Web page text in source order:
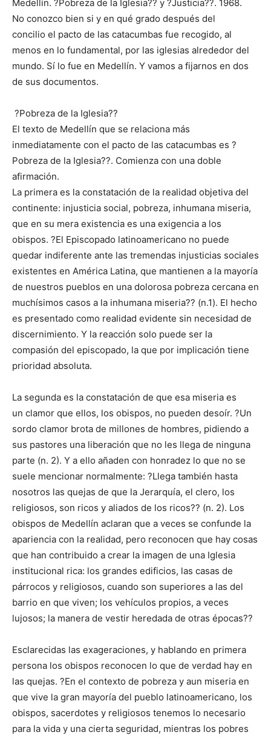
Medellín. ?Pobreza de la Iglesia?? y ?Justicia??. 1968.
No conozco bien si y en qué grado después del
concilio el pacto de las catacumbas fue recogido, al
menos en lo fundamental, por las iglesias alrededor del
mundo. Sí lo fue en Medellín. Y vamos a fijarnos en dos
de sus documentos.
?Pobreza de la Iglesia??
El texto de Medellín que se relaciona más
inmediatamente con el pacto de las catacumbas es ?
Pobreza de la Iglesia??. Comienza con una doble
afirmación.
La primera es la constatación de la realidad objetiva del
continente: injusticia social, pobreza, inhumana miseria,
que en su mera existencia es una exigencia a los
obispos. ?El Episcopado latinoamericano no puede
quedar indiferente ante las tremendas injusticias sociales
existentes en América Latina, que mantienen a la mayoría
de nuestros pueblos en una dolorosa pobreza cercana en
muchísimos casos a la inhumana miseria?? (n.1). El hecho
es presentado como realidad evidente sin necesidad de
discernimiento. Y la reacción solo puede ser la
compasión del episcopado, la que por implicación tiene
prioridad absoluta.
La segunda es la constatación de que esa miseria es
un clamor que ellos, los obispos, no pueden desoír. ?Un
sordo clamor brota de millones de hombres, pidiendo a
sus pastores una liberación que no les llega de ninguna
parte (n. 2). Y a ello añaden con honradez lo que no se
suele mencionar normalmente: ?Llega también hasta
nosotros las quejas de que la Jerarquía, el clero, los
religiosos, son ricos y aliados de los ricos?? (n. 2). Los
obispos de Medellín aclaran que a veces se confunde la
apariencia con la realidad, pero reconocen que hay cosas
que han contribuido a crear la imagen de una Iglesia
institucional rica: los grandes edificios, las casas de
párrocos y religiosos, cuando son superiores a las del
barrio en que viven; los vehículos propios, a veces
lujosos; la manera de vestir heredada de otras épocas??
Esclarecidas las exageraciones, y hablando en primera
persona los obispos reconocen lo que de verdad hay en
las quejas. ?En el contexto de pobreza y aun miseria en
que vive la gran mayoría del pueblo latinoamericano, los
obispos, sacerdotes y religiosos tenemos lo necesario
para la vida y una cierta seguridad, mientras los pobres